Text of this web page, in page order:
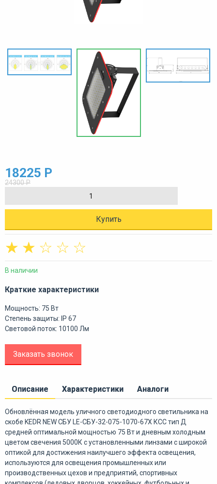
18225 Р
24300 Р
Купить
☆
☆
☆
☆
☆
В наличии
Краткие характеристики
Мощность: 75 Вт
Степень защиты: IP 67
Световой поток: 10100 Лм
Заказать звонок
Описание Характеристики Аналоги
Обновлённая модель уличного светодиодного светильника на
скобе KEDR NEW СБУ LE-СБУ-32-075-1070-67Х КСС тип Д
средней оптимальной мощностью 75 Вт и дневным холодным
цветом свечения 5000К с установленными линзами с широкой
оптикой для достижения наилучшего эффекта освещения,
используются для освещения промышленных или
производственных цехов и предприятий, спортивных